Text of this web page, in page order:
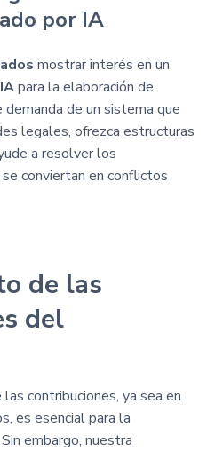
por IA
mostrar interés en un
para la elaboración de
de un sistema que
legales, ofrezca estructuras
a resolver los
conviertan en conflictos
de las
del
contribuciones, ya sea en
es esencial para la
embargo, nuestra